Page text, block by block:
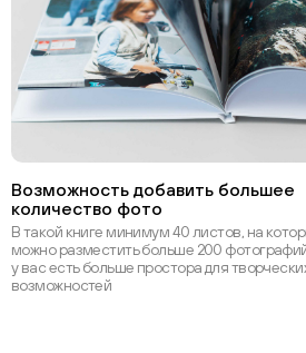
Возможность добавить большее
количество фото
В такой книге минимум 40 листов, на
можно разместить больше 200
у вас есть больше простора для
возможностей